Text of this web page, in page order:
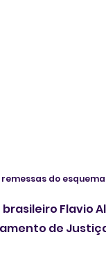
do esquema
Flavio
de